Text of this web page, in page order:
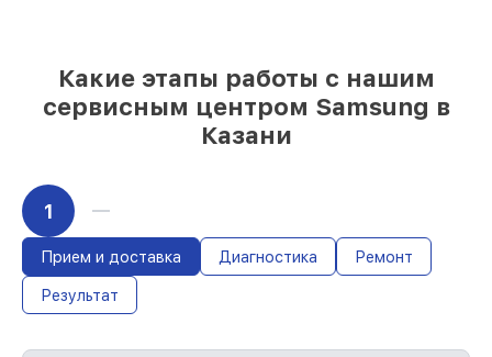
немедленном начале работ
Какие этапы работы с нашим
сервисным центром Samsung в
Казани
1
Прием и доставка Диагностика Ремонт
Результат